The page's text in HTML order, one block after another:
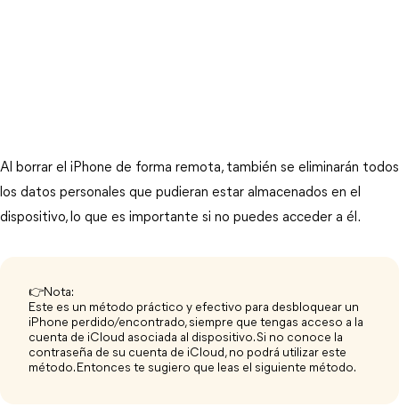
Al borrar el iPhone de forma remota, también se eliminarán todos
los datos personales que pudieran estar almacenados en el
dispositivo, lo que es importante si no puedes acceder a él.
👉Nota:
Este es un método práctico y efectivo para desbloquear un
iPhone perdido/encontrado, siempre que tengas acceso a la
cuenta de iCloud asociada al dispositivo. Si no conoce la
contraseña de su cuenta de iCloud, no podrá utilizar este
método. Entonces te sugiero que leas el siguiente método.